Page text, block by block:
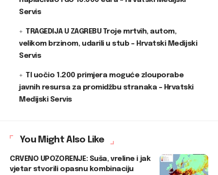
Servis
TRAGEDIJA U ZAGREBU Troje mrtvih, autom,
velikom brzinom, udarili u stub – Hrvatski Medijski
Servis
TI uočio 1.200 primjera moguće zlouporabe
javnih resursa za promidžbu stranaka – Hrvatski
Medijski Servis
You Might Also Like
CRVENO UPOZORENJE: Suša, vreline i jak
vjetar stvorili opasnu kombinaciju